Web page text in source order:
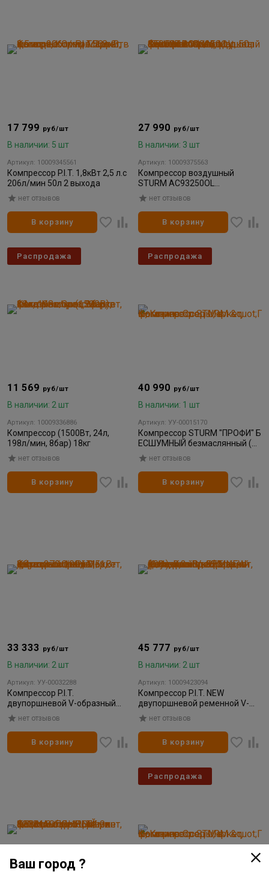
17 799 руб/шт
В наличии: 5 шт
Артикул: 10009345561
Компрессор P.I.T. 1,8кВт 2,5 л.с
206л/мин 50л 2 выхода
нет отзывов
В корзину
27 990 руб/шт
В наличии: 3 шт
Артикул: 10009375563
Компрессор воздушный
STURM AC93250OL
безмаслянный "ПРОФИ" 50л
1500Вт 240л/м
нет отзывов
В корзину
11 569 руб/шт
В наличии: 2 шт
Артикул: 10009336886
Компрессор (1500Вт, 24л,
198л/мин, 8бар) 18кг
нет отзывов
В корзину
Распродажа
40 990 руб/шт
В наличии: 1 шт
Артикул: УУ-00015170
Компрессор STURM "ПРОФИ" Б
ЕСШУМНЫЙ безмаслянный (до
8 бар за 78 сек) 50л 2*1500Вт
480л/м
нет отзывов
В корзину
Распродажа
33 333 руб/шт
В наличии: 2 шт
Артикул: УУ-00032288
Компрессор P.I.T.
двупоршневой V-образный
100л 2,5кВт 3,4л.с 370л/мин
1/1
нет отзывов
В корзину
45 777 руб/шт
В наличии: 2 шт
Артикул: 10009423094
Компрессор P.I.T. NEW
двупоршневой ременной V-
образный 100л, 3,3кВт, 370л/
мин (1/1)
нет отзывов
В корзину
Распродажа
Ваш город ?